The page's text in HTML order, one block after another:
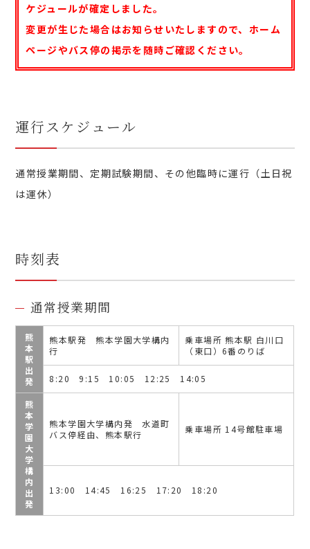
ケジュールが確定しました。
変更が生じた場合はお知らせいたしますので、ホーム
ページやバス停の掲示を随時ご確認ください。
運行スケジュール
通常授業期間、定期試験期間、その他臨時に運行（土日祝
は運休）
時刻表
通常授業期間
熊
本
駅
出
発
熊本駅発 熊本学園大学構内
行
乗車場所 熊本駅 白川口
（東口）6番のりば
8:20 9:15 10:05 12:25 14:05
熊
本
学
園
大
学
構
内
出
発
熊本学園大学構内発 水道町
バス停経由、熊本駅行
乗車場所 14号館駐車場
13:00 14:45 16:25 17:20 18:20